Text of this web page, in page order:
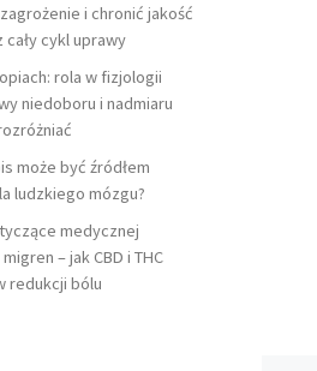
i chronić jakość
cykl uprawy
rola w fizjologii
niedoboru i nadmiaru
może być źródłem
ludzkiego mózgu?
medycznej
– jak CBD i THC
redukcji bólu